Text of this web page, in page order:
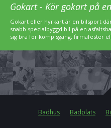
Gokart - Kör gokart på
Gokart eller hyrkart är en bilsport
snabb specialbyggd bil på en
sig bra för kompisgäng, firmafester
Badhus Badplats